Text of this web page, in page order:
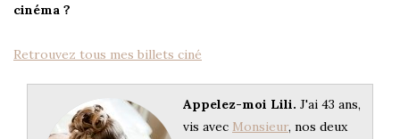
cinéma ?
Retrouvez tous mes billets ciné
Appelez-moi Lili. J'ai 43 ans,
vis avec Monsieur, nos deux